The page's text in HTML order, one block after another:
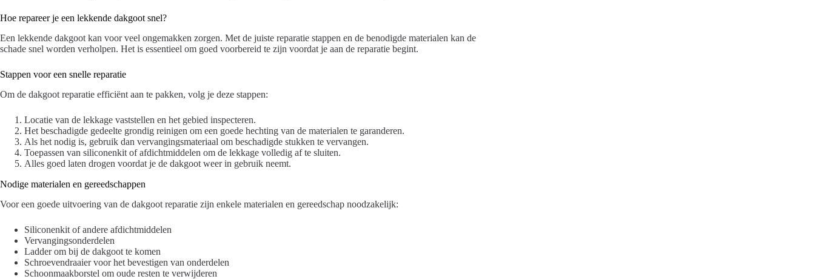
Hoe repareer je een lekkende dakgoot snel?
Een lekkende dakgoot kan voor veel ongemakken zorgen. Met de juiste reparatie stappen en de benodigde materialen kan de
schade snel worden verholpen. Het is essentieel om goed voorbereid te zijn voordat je aan de reparatie begint.
Stappen voor een snelle reparatie
Om de dakgoot reparatie efficiënt aan te pakken, volg je deze stappen:
Locatie van de lekkage vaststellen en het gebied inspecteren.
Het beschadigde gedeelte grondig reinigen om een goede hechting van de materialen te garanderen.
Als het nodig is, gebruik dan vervangingsmateriaal om beschadigde stukken te vervangen.
Toepassen van siliconenkit of afdichtmiddelen om de lekkage volledig af te sluiten.
Alles goed laten drogen voordat je de dakgoot weer in gebruik neemt.
Nodige materialen en gereedschappen
Voor een goede uitvoering van de dakgoot reparatie zijn enkele materialen en gereedschap noodzakelijk:
Siliconenkit of andere afdichtmiddelen
Vervangingsonderdelen
Ladder om bij de dakgoot te komen
Schroevendraaier voor het bevestigen van onderdelen
Schoonmaakborstel om oude resten te verwijderen